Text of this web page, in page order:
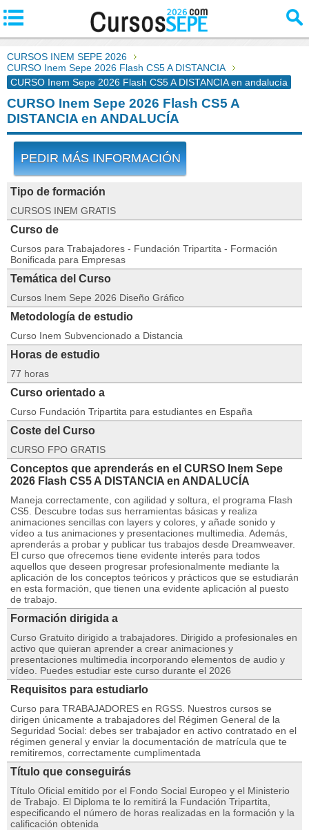
CURSOS INEM SEPE 2026
CURSO Inem Sepe 2026 Flash CS5 A DISTANCIA
CURSO Inem Sepe 2026 Flash CS5 A DISTANCIA en andalucía
CURSO Inem Sepe 2026 Flash CS5 A
DISTANCIA en ANDALUCÍA
PEDIR MÁS INFORMACIÓN
Tipo de formación
CURSOS INEM GRATIS
Curso de
Cursos para Trabajadores - Fundación Tripartita - Formación
Bonificada para Empresas
Temática del Curso
Cursos Inem Sepe 2026 Diseño Gráfico
Metodología de estudio
Curso Inem Subvencionado a Distancia
Horas de estudio
77 horas
Curso orientado a
Curso Fundación Tripartita para estudiantes en España
Coste del Curso
CURSO FPO GRATIS
Conceptos que aprenderás en el CURSO Inem Sepe
2026 Flash CS5 A DISTANCIA en ANDALUCÍA
Maneja correctamente, con agilidad y soltura, el programa Flash
CS5. Descubre todas sus herramientas básicas y realiza
animaciones sencillas con layers y colores, y añade sonido y
vídeo a tus animaciones y presentaciones multimedia. Además,
aprenderás a probar y publicar tus trabajos desde Dreamweaver.
El curso que ofrecemos tiene evidente interés para todos
aquellos que deseen progresar profesionalmente mediante la
aplicación de los conceptos teóricos y prácticos que se estudiarán
en esta formación, que tienen una evidente aplicación al puesto
de trabajo.
Formación dirigida a
Curso Gratuito dirigido a trabajadores. Dirigido a profesionales en
activo que quieran aprender a crear animaciones y
presentaciones multimedia incorporando elementos de audio y
vídeo. Puedes estudiar este curso durante el 2026
Requisitos para estudiarlo
Curso para TRABAJADORES en RGSS. Nuestros cursos se
dirigen únicamente a trabajadores del Régimen General de la
Seguridad Social: debes ser trabajador en activo contratado en el
régimen general y enviar la documentación de matrícula que te
remitiremos, correctamente cumplimentada
Título que conseguirás
Título Oficial emitido por el Fondo Social Europeo y el Ministerio
de Trabajo. El Diploma te lo remitirá la Fundación Tripartita,
especificando el número de horas realizadas en la formación y la
calificación obtenida